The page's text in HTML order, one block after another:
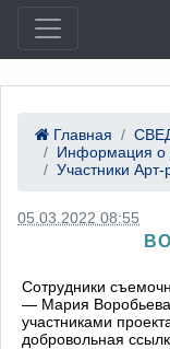
Главная
Информация о
Участники Арт-
05.03.2022 08:55
Сотрудники
— Мария Воробьева
участниками
добровольная